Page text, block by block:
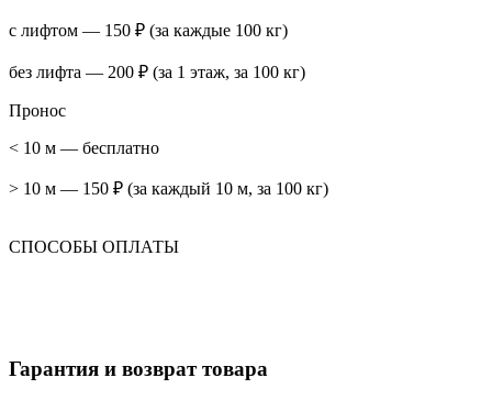
с лифтом — 150 ₽ (за каждые 100 кг)
без лифта — 200 ₽ (за 1 этаж, за 100 кг)
Пронос
< 10 м — бесплатно
> 10 м — 150 ₽ (за каждый 10 м, за 100 кг)
СПОСОБЫ ОПЛАТЫ
Гарантия и возврат товара